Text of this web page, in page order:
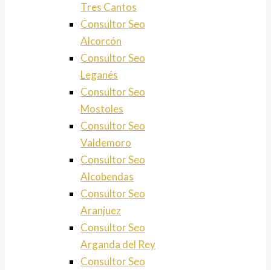
Tres Cantos
Consultor Seo
Alcorcón
Consultor Seo
Leganés
Consultor Seo
Mostoles
Consultor Seo
Valdemoro
Consultor Seo
Alcobendas
Consultor Seo
Aranjuez
Consultor Seo
Arganda del Rey
Consultor Seo